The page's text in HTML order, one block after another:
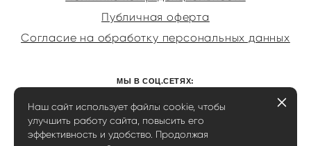
Публичная оферта
Согласие на обработку персональных данных
МЫ В СОЦ.СЕТЯХ:
Наш сайт использует файлы cookie, чтобы
улучшить работу сайта, повысить его
эффективность и удобство. Продолжая